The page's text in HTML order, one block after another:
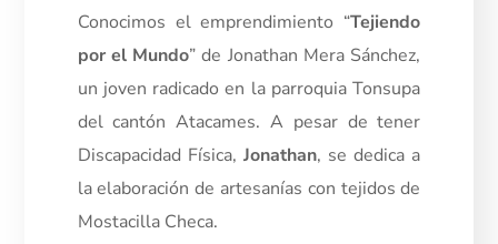
Conocimos el emprendimiento “Tejiendo
por el Mundo” de Jonathan Mera Sánchez,
un joven radicado en la parroquia Tonsupa
del cantón Atacames. A pesar de tener
Discapacidad Física, Jonathan, se dedica a
la elaboración de artesanías con tejidos de
Mostacilla Checa.